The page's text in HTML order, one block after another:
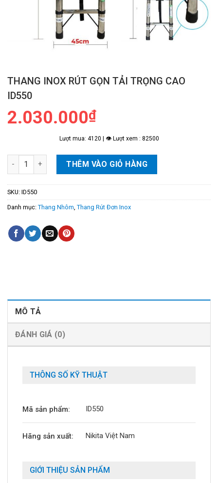
THANG INOX RÚT GỌN TẢI TRỌNG CAO
ID550
2.030.000₫
Lượt mua: 4120 | 👁 Lượt xem : 82500
Thang INOX Rút Gọn Tải Trọng Cao ID550 số lượng
THÊM VÀO GIỎ HÀNG
SKU: ID550
Danh mục: Thang Nhôm Thang Rút Đơn Inox
MÔ TẢ
ĐÁNH GIÁ (0)
THÔNG SỐ KỸ THUẬT
Mã sản phẩm: ID550
Hãng sản xuất: Nikita Việt Nam
GIỚI THIỆU SẢN PHẨM